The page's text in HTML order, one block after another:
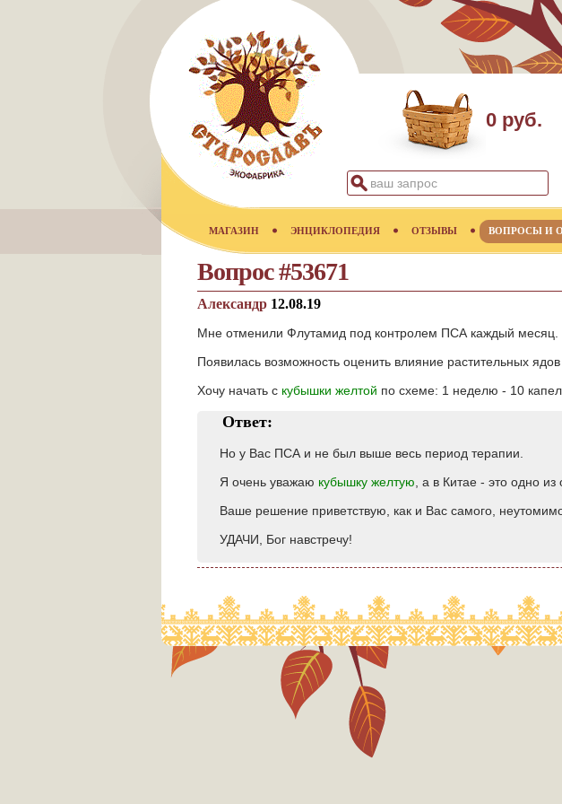
0 руб.
МАГАЗИН ЭНЦИКЛОПЕДИЯ ОТЗЫВЫ ВОПРОСЫ И
Вопрос #53671
Александр 12.08.19
Мне отменили Флутамид под контролем ПСА каждый
Появилась возможность оценить влияние растительных
Хочу начать с кубышки желтой по схеме: 1 неделю - 10
Ответ:
Но у Вас ПСА и не был выше весь период терапии.
Я очень уважаю кубышку желтую , а в Китае - это одно из
Ваше решение приветствую, как и Вас самого,
УДАЧИ, Бог навстречу!